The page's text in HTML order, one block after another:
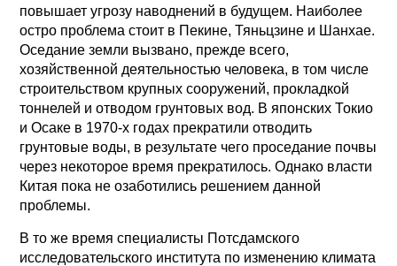
повышает угрозу наводнений в будущем. Наиболее
остро проблема стоит в Пекине, Тяньцзине и Шанхае.
Оседание земли вызвано, прежде всего,
хозяйственной деятельностью человека, в том числе
строительством крупных сооружений, прокладкой
тоннелей и отводом грунтовых вод. В японских Токио
и Осаке в 1970-х годах прекратили отводить
грунтовые воды, в результате чего проседание почвы
через некоторое время прекратилось. Однако власти
Китая пока не озаботились решением данной
проблемы.
В то же время специалисты Потсдамского
исследовательского института по изменению климата